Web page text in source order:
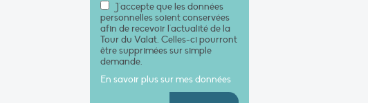
J'accepte que les données
personnelles soient conservées
afin de recevoir l'actualité de la
Tour du Valat. Celles-ci pourront
être supprimées sur simple
demande.
En savoir plus sur mes données